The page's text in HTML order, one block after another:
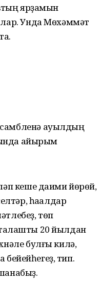
ярҙамын
Унда Мөхәммәт
ауылдың
айырым
кеше даими йөрөй,
һаҡалдар
төп
20 йылдан
булғы килә,
бейейһегеҙ, тип.